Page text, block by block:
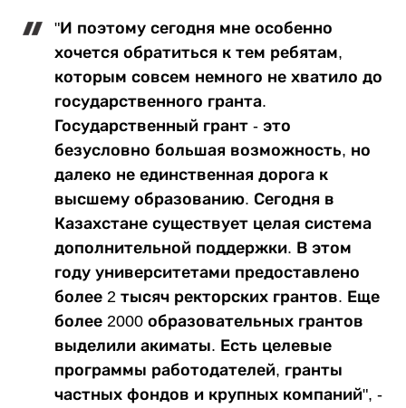
"И поэтому сегодня мне особенно
хочется обратиться к тем ребятам,
которым совсем немного не хватило до
государственного гранта.
Государственный грант - это
безусловно большая возможность, но
далеко не единственная дорога к
высшему образованию. Сегодня в
Казахстане существует целая система
дополнительной поддержки. В этом
году университетами предоставлено
более 2 тысяч ректорских грантов. Еще
более 2000 образовательных грантов
выделили акиматы. Есть целевые
программы работодателей, гранты
частных фондов и крупных компаний", -